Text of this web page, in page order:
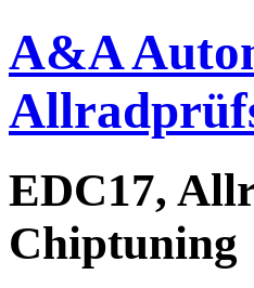
A&A
EDC17,
Chiptuning